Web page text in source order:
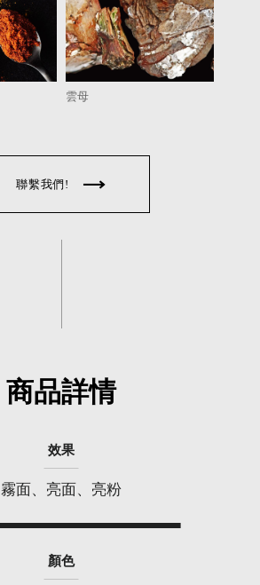
雲母
聯繫我們!
商品詳情
效果
霧面、亮面、亮粉
顏色